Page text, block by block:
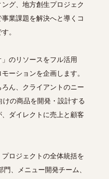
グ、地方創生プロジェク
業課題を解決へと導くコ
。
」のリソースをフル活用
ーションを企画します。
ん、クライアントのニー
の商品を開発・設計する
ダイレクトに売上と顧客
ロジェクトの全体統括を
、メニュー開発チーム、